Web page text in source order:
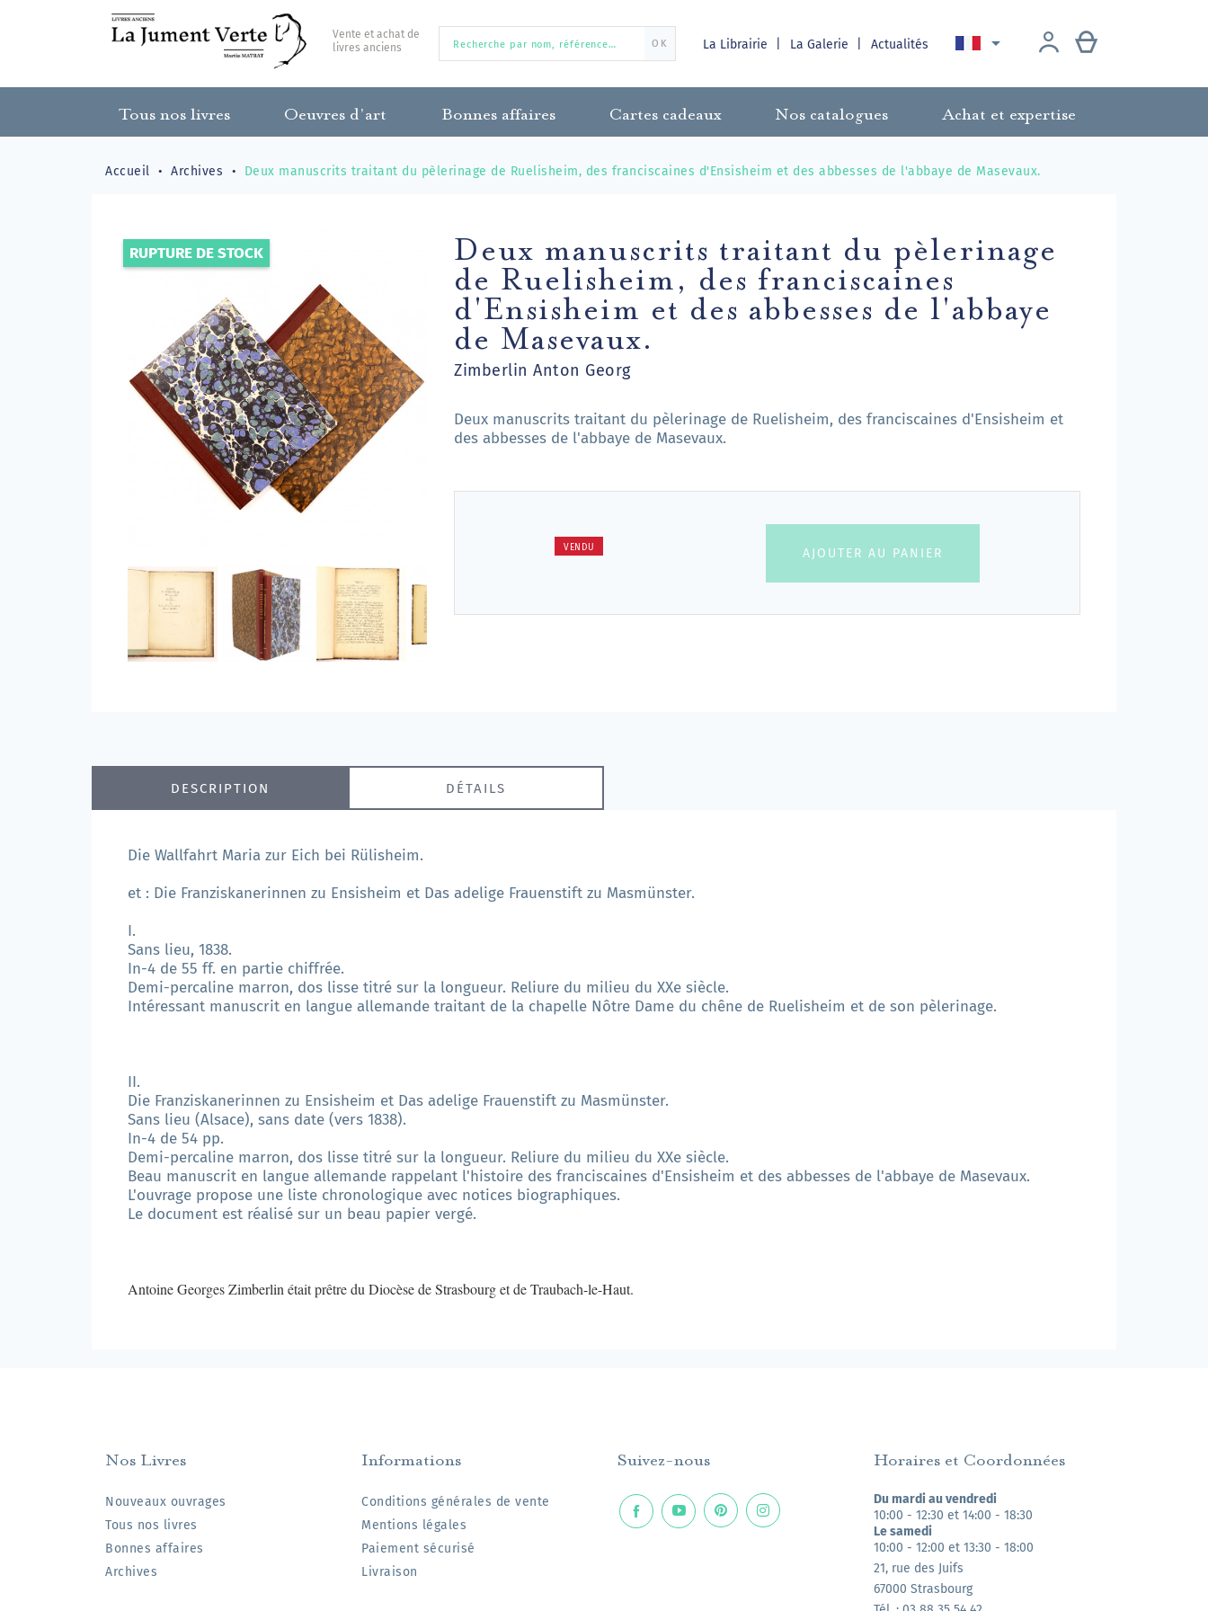
Vente et achat de
livres anciens
OK La Librairie La Galerie Actualités 
Tous nos livres Oeuvres d’art Bonnes affaires Cartes cadeaux Nos catalogues Achat et expertise
Accueil Archives Deux manuscrits traitant du pèlerinage de Ruelisheim, des franciscaines d'Ensisheim et des abbesses de l'abbaye de Masevaux.
RUPTURE DE STOCK Deux manuscrits traitant du pèlerinage
de Ruelisheim, des franciscaines
d'Ensisheim et des abbesses de l'abbaye
de Masevaux.
Zimberlin Anton Georg
Deux manuscrits traitant du pèlerinage de Ruelisheim, des franciscaines d'Ensisheim et
des abbesses de l'abbaye de Masevaux.
VENDU AJOUTER AU PANIER
DESCRIPTION DÉTAILS
Die Wallfahrt Maria zur Eich bei Rülisheim.
et : Die Franziskanerinnen zu Ensisheim et Das adelige Frauenstift zu Masmünster.
I.
Sans lieu, 1838.
In-4 de 55 ff. en partie chiffrée.
Demi-percaline marron, dos lisse titré sur la longueur. Reliure du milieu du XXe siècle.
Intéressant manuscrit en langue allemande traitant de la chapelle Nôtre Dame du chêne de Ruelisheim et de son pèlerinage.
II.
Die Franziskanerinnen zu Ensisheim et Das adelige Frauenstift zu Masmünster.
Sans lieu (Alsace), sans date (vers 1838).
In-4 de 54 pp.
Demi-percaline marron, dos lisse titré sur la longueur. Reliure du milieu du XXe siècle.
Beau manuscrit en langue allemande rappelant l'histoire des franciscaines d'Ensisheim et des abbesses de l'abbaye de Masevaux.
L'ouvrage propose une liste chronologique avec notices biographiques.
Le document est réalisé sur un beau papier vergé.
Antoine Georges Zimberlin était prêtre du Diocèse de Strasbourg et de Traubach-le-Haut.
Nos Livres
Nouveaux ouvrages
Tous nos livres
Bonnes affaires
Archives
Informations
Conditions générales de vente
Mentions légales
Paiement sécurisé
Livraison
Suivez-nous Horaires et Coordonnées
Du mardi au vendredi
10:00 - 12:30 et 14:00 - 18:30
Le samedi
10:00 - 12:00 et 13:30 - 18:00
21, rue des Juifs
67000 Strasbourg